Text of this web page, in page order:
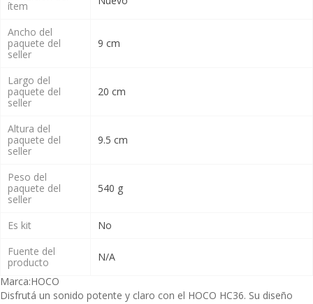
ítem
Ancho del
paquete del
seller
9 cm
Largo del
paquete del
seller
20 cm
Altura del
paquete del
seller
9.5 cm
Peso del
paquete del
seller
540 g
Es kit
No
Fuente del
producto
N/A
Marca:HOCO
Disfrutá un sonido potente y claro con el HOCO HC36. Su diseño